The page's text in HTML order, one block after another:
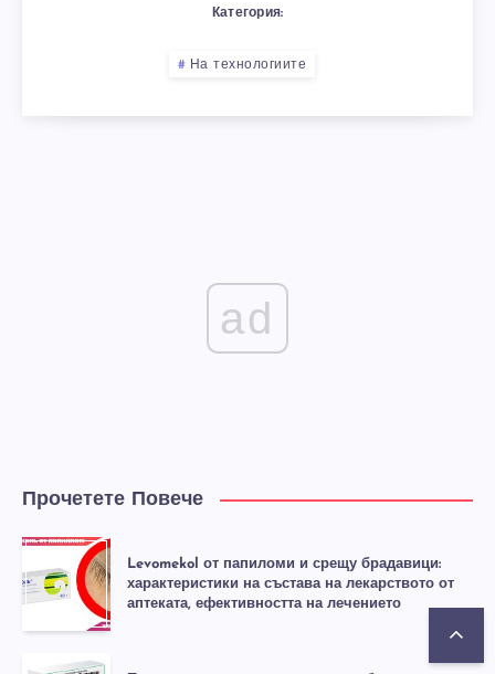
Категория:
На технологиите
ad
Прочетете Повече
Levomekol от папиломи и срещу брадавици:
характеристики на състава на лекарството от
аптеката, ефективността на лечението